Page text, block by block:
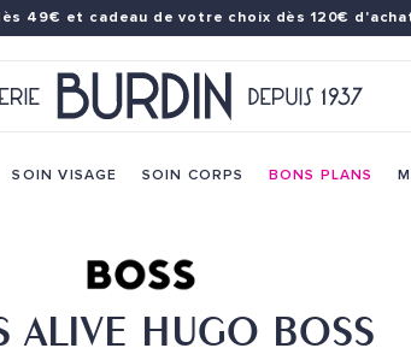
49€ et cadeau de votre choix dès 120€
SOIN VISAGE SOIN CORPS BONS PLANS
ALIVE HUGO BOSS